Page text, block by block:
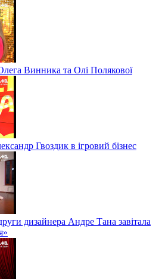
Винника та Олі Полякової
Гвоздик в ігровий бізнес
дизайнера Андре Тана завітала